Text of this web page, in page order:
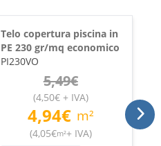
Telo copertura piscina in
PE 230 gr/mq economico
PI230VO
5,49€
(4,50€+ IVA)
4,94€ m²
(4,05€m²+ IVA)